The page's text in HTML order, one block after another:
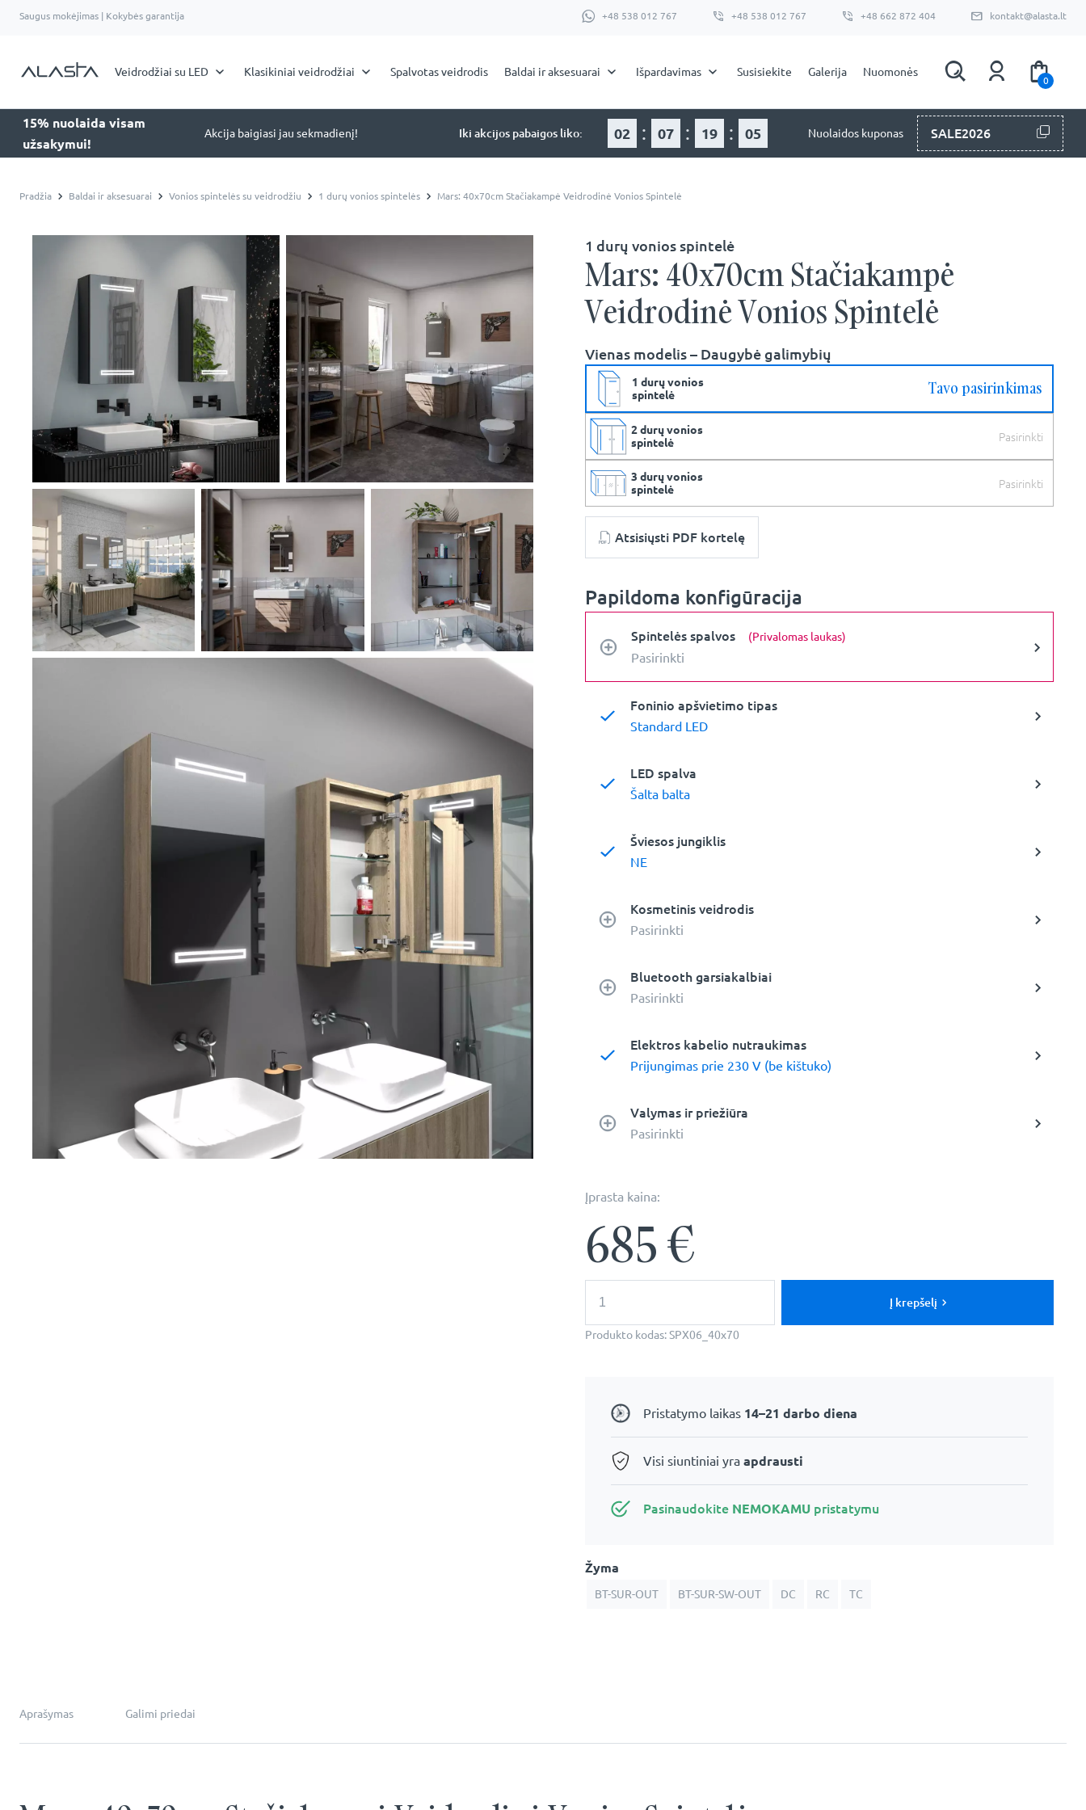
Saugus mokėjimas | Kokybės garantija +48 538 012 767 +48 538 012 767 +48 662 872 404 kontakt@alasta.lt
Veidrodžiai su LED Klasikiniai veidrodžiai Spalvotas veidrodis Baldai ir aksesuarai Išpardavimas Susisiekite Galerija Nuomonės
0
15% nuolaida visam
užsakymui!
Akcija baigiasi jau sekmadienį! Iki akcijos pabaigos liko: 02 : 07 : 19 : 03 Nuolaidos kuponas SALE2026
Pradžia Baldai ir aksesuarai Vonios spintelės su veidrodžiu 1 durų vonios spintelės Mars: 40x70cm Stačiakampė Veidrodinė Vonios Spintelė
1 durų vonios spintelė
Mars: 40x70cm Stačiakampė
Veidrodinė Vonios Spintelė
Vienas modelis – Daugybė galimybių
1 durų vonios
spintelė
Tavo pasirinkimas
2 durų vonios
spintelė
Pasirinkti
3 durų vonios
spintelė
Pasirinkti
Atsisiųsti PDF kortelę
Papildoma konfigūracija
Spintelės spalvos (Privalomas laukas)
Pasirinkti
Foninio apšvietimo tipas
Standard LED
LED spalva
Šalta balta
Šviesos jungiklis
NE
Kosmetinis veidrodis
Pasirinkti
Bluetooth garsiakalbiai
Pasirinkti
Elektros kabelio nutraukimas
Prijungimas prie 230 V (be kištuko)
Valymas ir priežiūra
Pasirinkti
Įprasta kaina:
685€
kiekis:
40x70cm
Į krepšelį
Produkto kodas:SPX06_40x70
Pristatymo laikas 14–21 darbo diena
Visi siuntiniai yra apdrausti
Pasinaudokite NEMOKAMU pristatymu
Žyma
BT-SUR-OUT BT-SUR-SW-OUT DC RC TC
Aprašymas Galimi priedai